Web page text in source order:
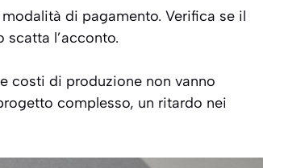
di pagamento. Verifica se il
scatta l’acconto.
costi di produzione non vanno
complesso, un ritardo nei